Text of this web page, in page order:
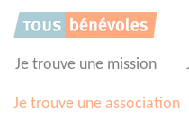
Je trouve une mission
Je trouve une association
Panneau de gestion des cookies